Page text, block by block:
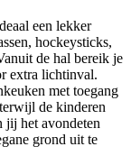
een lekker
hockeysticks,
de hal bereik je
extra lichtinval.
met toegang
de kinderen
jij het avondeten
grond uit te